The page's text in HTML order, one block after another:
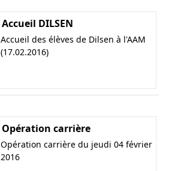
Accueil DILSEN
Accueil des élèves de Dilsen à l'AAM
(17.02.2016)
Opération carrière
Opération carrière du jeudi 04 février
2016